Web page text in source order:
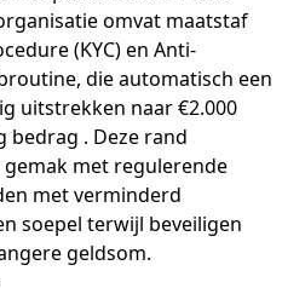
omvat maatstaf
(KYC) en Anti-
die automatisch een
uitstrekken naar €2.000
. Deze rand
met regulerende
met verminderd
soepel terwijl beveiligen
geldsom.